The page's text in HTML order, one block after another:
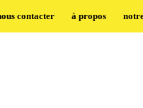
contacter à propos